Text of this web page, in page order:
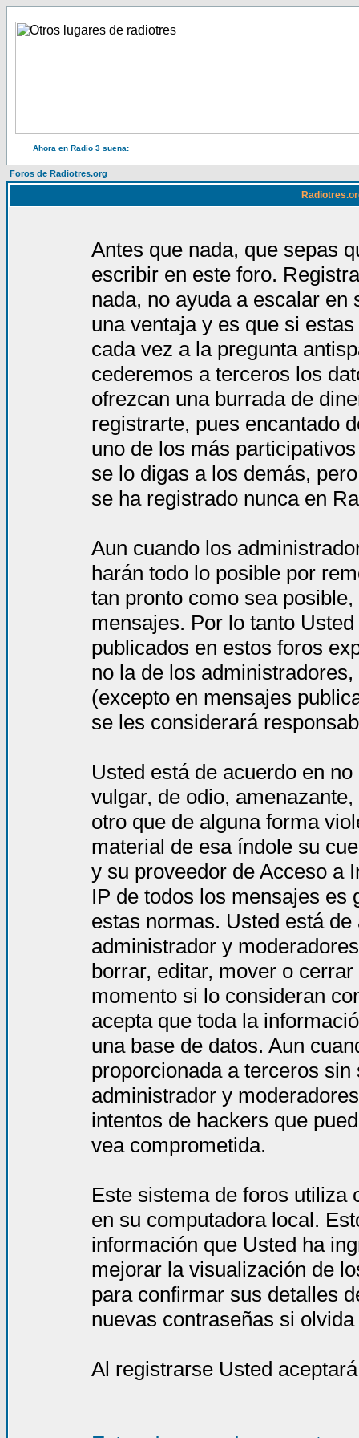
Ahora en Radio 3 suena:
Foros de Radiotres.org
Antes que nada, que sepas
escribir en este foro.
nada, no ayuda a escalar en
una ventaja y es que si
cada vez a la pregunta
cederemos a terceros los
ofrezcan una burrada de
registrarte, pues encantado
uno de los más
se lo digas a los demás,
se ha registrado nunca en
Aun cuando los
harán todo lo posible por
tan pronto como sea
mensajes. Por lo tanto
publicados en estos foros
no la de los
(excepto en mensajes
se les considerará
Usted está de acuerdo en
vulgar, de odio,
otro que de alguna forma
material de esa índole su
y su proveedor de Acceso a
IP de todos los mensajes es
estas normas. Usted está
administrador y
borrar, editar, mover o
momento si lo consideran
acepta que toda la
una base de datos. Aun
proporcionada a terceros
administrador y
intentos de hackers que
vea comprometida.
Este sistema de foros utiliza
en su computadora local.
información que Usted ha
mejorar la visualización de
para confirmar sus detalles
nuevas contraseñas si
Al registrarse Usted